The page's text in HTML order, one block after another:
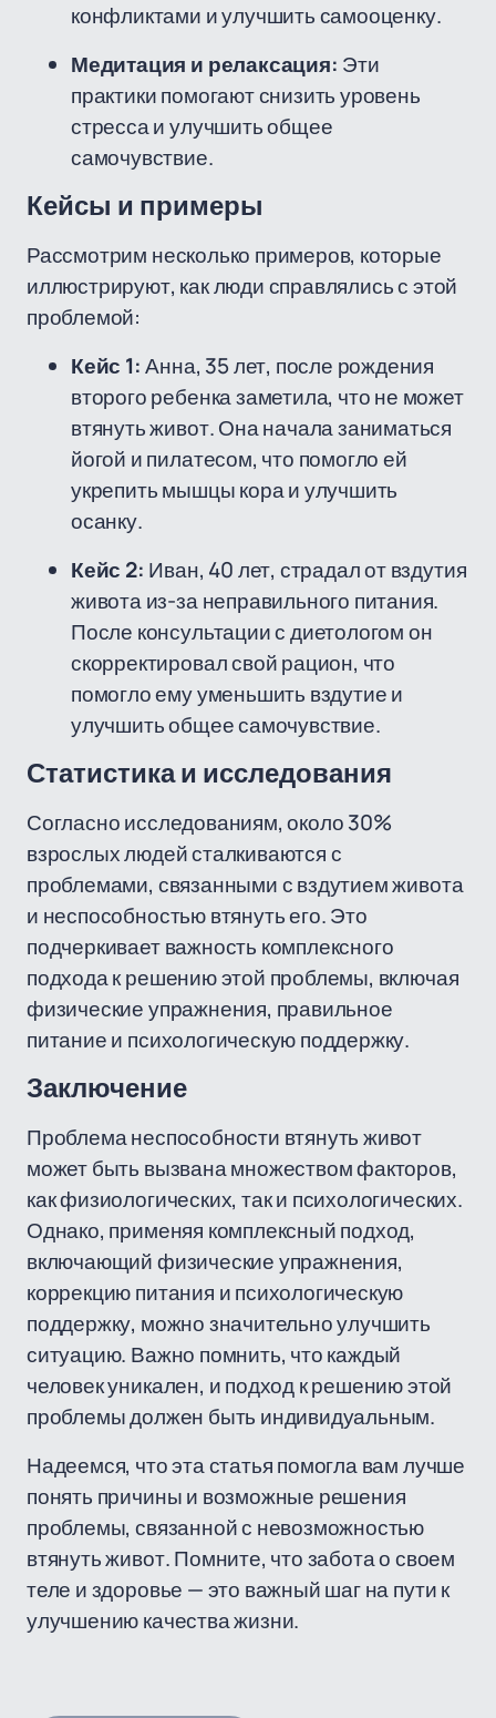
конфликтами и улучшить самооценку.
Медитация и релаксация: Эти
практики помогают снизить уровень
стресса и улучшить общее
самочувствие.
Кейсы и примеры
Рассмотрим несколько примеров, которые
иллюстрируют, как люди справлялись с этой
проблемой:
Кейс 1:Анна, 35 лет, после рождения
второго ребенка заметила, что не может
втянуть живот. Она начала заниматься
йогой и пилатесом, что помогло ей
укрепить мышцы кора и улучшить
осанку.
Кейс 2: Иван, 40 лет, страдал от вздутия
живота из-за неправильного питания.
После консультации с диетологом он
скорректировал свой рацион, что
помогло ему уменьшить вздутие и
улучшить общее самочувствие.
Статистика и исследования
Согласно исследованиям, около 30%
взрослых людей сталкиваются с
проблемами, связанными с вздутием живота
и неспособностью втянуть его. Это
подчеркивает важность комплексного
подхода к решению этой проблемы, включая
физические упражнения, правильное
питание и психологическую поддержку.
Заключение
Проблема неспособности втянуть живот
может быть вызвана множеством факторов,
как физиологических, так и психологических.
Однако, применяя комплексный подход,
включающий физические упражнения,
коррекцию питания и психологическую
поддержку, можно значительно улучшить
ситуацию. Важно помнить, что каждый
человек уникален, и подход к решению этой
проблемы должен быть индивидуальным.
Надеемся, что эта статья помогла вам лучше
понять причины и возможные решения
проблемы, связанной с невозможностью
втянуть живот. Помните, что забота о своем
теле и здоровье — это важный шаг на пути к
улучшению качества жизни.